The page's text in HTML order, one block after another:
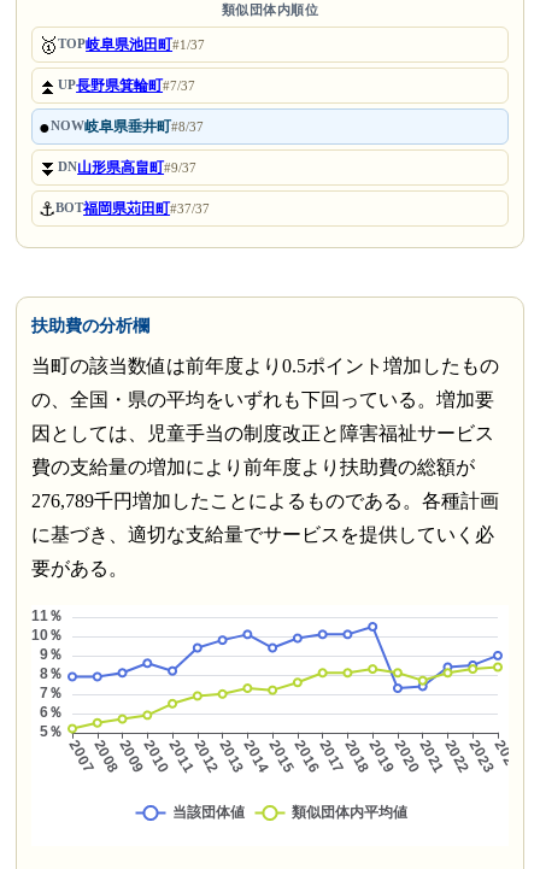
類似団体内順位
🥇TOP岐阜県池田町#1/37
⏫UP長野県箕輪町#7/37
●NOW岐阜県垂井町#8/37
⏬DN山形県高畠町#9/37
⚓BOT福岡県苅田町#37/37
扶助費の分析欄
当町の該当数値は前年度より0.5ポイント増加したもの
の、全国・県の平均をいずれも下回っている。増加要
因としては、児童手当の制度改正と障害福祉サービス
費の支給量の増加により前年度より扶助費の総額が
276,789千円増加したことによるものである。各種計画
に基づき、適切な支給量でサービスを提供していく必
要がある。